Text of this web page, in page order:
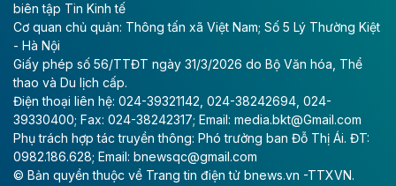
II/2026.
Theo baodautu.vn
Vinaconex lập đỉnh doanh thu
Tổng CTCP Xuất nhập khẩu và Xây dựng Việt Nam
(Vinaconex) đã khép lại nửa đầu năm với doanh thu
thuần gần 7.268 tỷ đồng, tăng 4% so với cùng kỳ và
cũng là mức cao nhất lịch sử hoạt động của doanh
biên tập Tin Kinh tế
Cơ quan chủ quản: Thông tấn xã Việt Nam; Số 5 Lý Thường Kiệt
- Hà Nội
Giấy phép số 56/TTĐT ngày 31/3/2026 do Bộ Văn hóa, Thể
thao và Du lịch cấp.
Điện thoại liên hệ: 024-39321142, 024-38242694, 024-
39330400; Fax: 024-38242317; Email: media.bkt@Gmail.com
Phụ trách hợp tác truyền thông: Phó trưởng ban Đỗ Thị Ái. ĐT:
0982.186.628; Email: bnewsqc@gmail.com
© Bản quyền thuộc về Trang tin điện tử bnews.vn -TTXVN.